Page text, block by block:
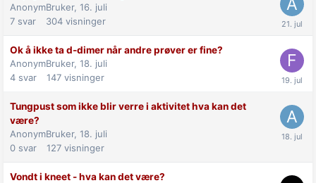
AnonymBruker, 16. juli
7 svar 304 visninger
Ok å ikke ta d-dimer når andre prøver er fine?
AnonymBruker, 18. juli
4 svar 147 visninger
Tungpust som ikke blir verre i aktivitet hva kan det
være?
AnonymBruker, 18. juli
0 svar 127 visninger
Vondt i kneet - hva kan det være?